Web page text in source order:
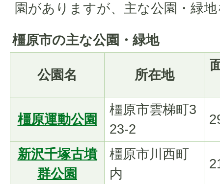
園がありますが、主な公園・緑
橿原市の主な公園・緑地
公園名 所在地
橿原運動公園
橿原市雲梯町3
23-2
新沢千塚古墳
群公園
橿原市川西町
内